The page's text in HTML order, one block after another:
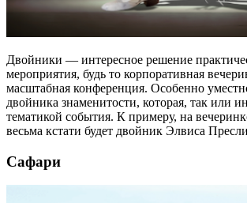
Двойники — интересное решение
мероприятия, будь то корпоративная
масштабная конференция. Особенно
двойника знаменитости, которая, так или
тематикой события. К примеру, на
весьма кстати будет двойник Элвиса
Сафари